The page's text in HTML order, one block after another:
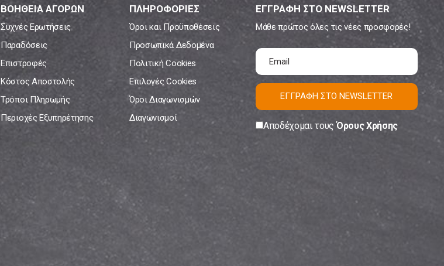
ΒΟΗΘΕΙΑ ΑΓΟΡΩΝ
Συχνές Ερωτήσεις
Παραδόσεις
Επιστροφές
Κόστος Αποστολής
Τρόποι Πληρωμής
Περιοχές Εξυπηρέτησης
ΠΛΗΡΟΦΟΡΙΕΣ
Όροι και Προϋποθέσεις
Προσωπικά Δεδομένα
Πολιτική Cookies
Επιλογές Cookies
Όροι Διαγωνισμών
Διαγωνισμοί
ΕΓΓΡΑΦΗ ΣΤΟ NEWSLETTER
Μάθε πρώτος όλες τις νέες προσφορές!
ΕΓΓΡΑΦΗ ΣΤΟ NEWSLETTER
Αποδέχομαι τουςΌρους Χρήσης